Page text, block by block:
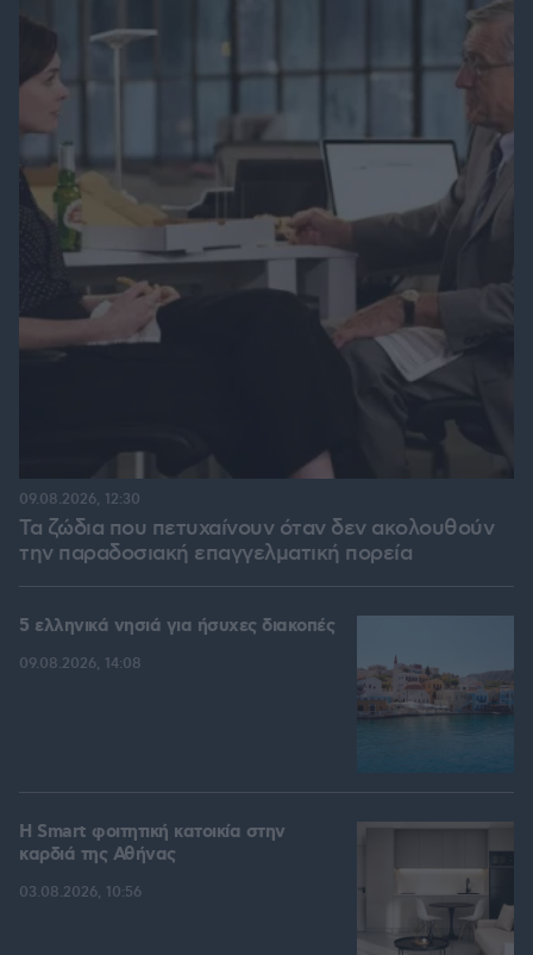
Τα ζώδια που πετυχαίνουν όταν δεν ακολουθούν
την παραδοσιακή επαγγελματική πορεία
09.08.2026, 12:30
5 ελληνικά νησιά για ήσυχες διακοπές
09.08.2026, 14:08
Η Smart φοιτητική κατοικία στην
καρδιά της Αθήνας
03.08.2026, 10:56